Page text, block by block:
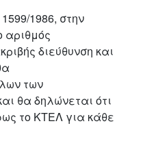
1986, στην
διεύθυνση και
των
θα δηλώνεται ότι
το ΚΤΕΛ για κάθε